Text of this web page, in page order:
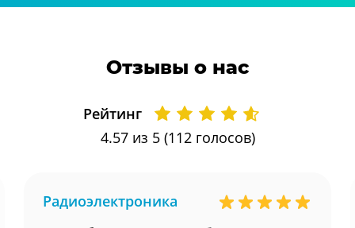
Отзывы о нас
Рейтинг
4.57из 5 (112 голосов)
Радиоэлектроника